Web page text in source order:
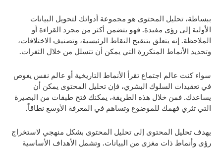
ببساطة، تحليل المحتوى هو مجموعة أدواتك لتحويل البيانات
الأولية إلى رؤى مفيدة. فهو يتضمن أكثر من مجرد القراءة أو
الملاحظة. إنه يتعلق بتنقيح النقاط الرئيسية، وتصنيف الاختلافات،
وتحديد الأنماط المتكررة التي يمكن أن تتسلل من خلال الثغرات.
سواء كنت عالم اجتماع تقرأ الأنماط التاريخية أو عالم نفس يغوص
في تعقيدات السلوك البشري، فإن تحليل المحتوى يمكن أن
يساعدك. فمن خلال هذه الطريقة، يمكنك فتح طبقات من البصيرة
التي تثري فهمك للموضوع وتساهم في المعرفة الأوسع نطاقاً.
يهدف تحليل المحتوى إلى تحليل المحتوى بشكل منهجي لاستخراج
رؤى وأنماط ذات مغزى من البيانات. وتشمل الأهداف الأساسية